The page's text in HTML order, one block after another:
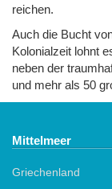
reichen.
Auch die Bucht
Kolonialzeit lohnt
neben der
und mehr als 50
Mittelmeer
Griechenland